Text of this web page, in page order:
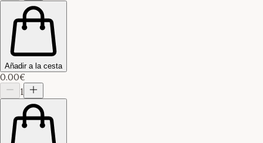
Añadir a la cesta
0.00€
1